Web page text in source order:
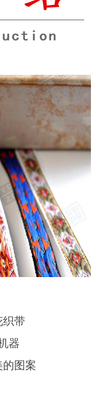
织带
器
图案